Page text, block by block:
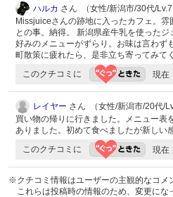
ハルカ さん （女性/新潟市/30代/Lv.7
Missjuiceさんの跡地に入ったカフェ。
との事。納得。 新潟県産牛乳を使った
好みのメニューがずらり。お味は言わず
町散策に疲れたら、是非立ち寄ってみて
このクチコミに 現在
レイヤー さん （女性/新潟市/20代/
買い物の帰りに行きました。メニュー表
ありました。初めて食べましたが新しい
このクチコミに 現在
※クチコミ情報はユーザーの主観的なコメ
これらは投稿時の情報のため、変更にな